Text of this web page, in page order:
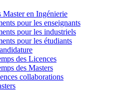
en Ingénierie
pour les enseignants
pour les industriels
pour les étudiants
des Licences
des Masters
collaborations